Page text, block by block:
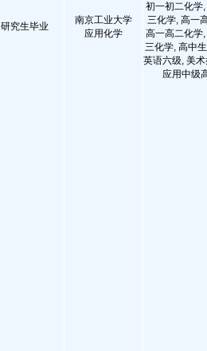
研究生毕业
南京工业大学
应用化学
初一初二化学
三化学, 高一
高一高二化学
三化学, 高中
英语六级, 美
应用中级